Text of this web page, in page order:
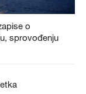
o
sprovođenju